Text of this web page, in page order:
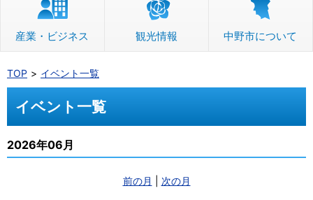
産業・ビジネス 観光情報 中野市について
TOP イベント一覧
イベント一覧
2026年06月
前の月 次の月